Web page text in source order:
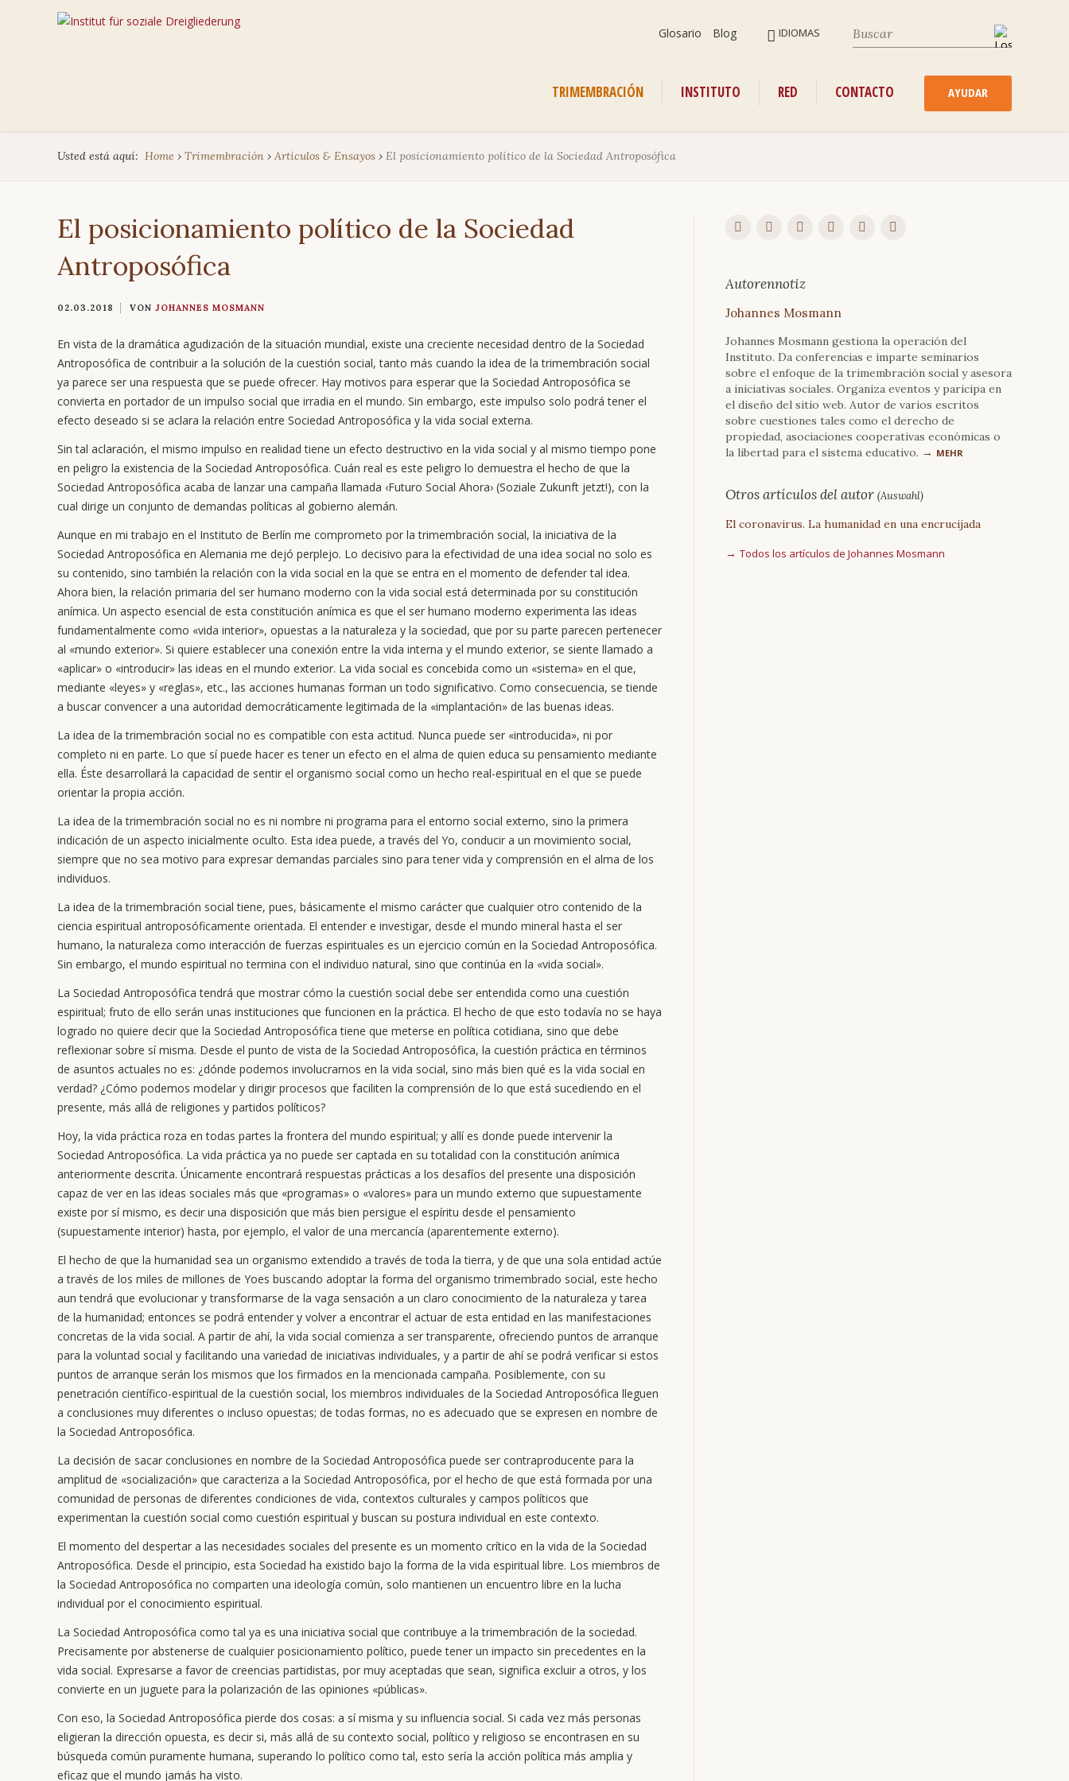
NAVEGACIÓN
IDIOMAS
navegación
Glosario Blog
SaltarTRIMEMBRACIÓN INSTITUTO RED CONTACTO
SALTAR
NAVEGACIÓN
AYUDAR
Usted está aquí: Home › Trimembración › Artículos & Ensayos › El posicionamiento político de la Sociedad Antroposófica
El posicionamiento político de la Sociedad
Antroposófica
02.03.2018 VON JOHANNES MOSMANN
En vista de la dramática agudización de la situación mundial, existe una creciente necesidad dentro de la Sociedad
Antroposófica de contribuir a la solución de la cuestión social, tanto más cuando la idea de la trimembración social
ya parece ser una respuesta que se puede ofrecer. Hay motivos para esperar que la Sociedad Antroposófica se
convierta en portador de un impulso social que irradia en el mundo. Sin embargo, este impulso solo podrá tener el
efecto deseado si se aclara la relación entre Sociedad Antroposófica y la vida social externa.
Sin tal aclaración, el mismo impulso en realidad tiene un efecto destructivo en la vida social y al mismo tiempo pone
en peligro la existencia de la Sociedad Antroposófica. Cuán real es este peligro lo demuestra el hecho de que la
Sociedad Antroposófica acaba de lanzar una campaña llamada ‹Futuro Social Ahora› (Soziale Zukunft jetzt!), con la
cual dirige un conjunto de demandas políticas al gobierno alemán.
Aunque en mi trabajo en el Instituto de Berlín me comprometo por la trimembración social, la iniciativa de la
Sociedad Antroposófica en Alemania me dejó perplejo. Lo decisivo para la efectividad de una idea social no solo es
su contenido, sino también la relación con la vida social en la que se entra en el momento de defender tal idea.
Ahora bien, la relación primaria del ser humano moderno con la vida social está determinada por su constitución
anímica. Un aspecto esencial de esta constitución anímica es que el ser humano moderno experimenta las ideas
fundamentalmente como «vida interior», opuestas a la naturaleza y la sociedad, que por su parte parecen pertenecer
al «mundo exterior». Si quiere establecer una conexión entre la vida interna y el mundo exterior, se siente llamado a
«aplicar» o «introducir» las ideas en el mundo exterior. La vida social es concebida como un «sistema» en el que,
mediante «leyes» y «reglas», etc., las acciones humanas forman un todo significativo. Como consecuencia, se tiende
a buscar convencer a una autoridad democráticamente legitimada de la «implantación» de las buenas ideas.
La idea de la trimembración social no es compatible con esta actitud. Nunca puede ser «introducida», ni por
completo ni en parte. Lo que sí puede hacer es tener un efecto en el alma de quien educa su pensamiento mediante
ella. Éste desarrollará la capacidad de sentir el organismo social como un hecho real-espiritual en el que se puede
orientar la propia acción.
La idea de la trimembración social no es ni nombre ni programa para el entorno social externo, sino la primera
indicación de un aspecto inicialmente oculto. Esta idea puede, a través del Yo, conducir a un movimiento social,
siempre que no sea motivo para expresar demandas parciales sino para tener vida y comprensión en el alma de los
individuos.
La idea de la trimembración social tiene, pues, básicamente el mismo carácter que cualquier otro contenido de la
ciencia espiritual antroposóficamente orientada. El entender e investigar, desde el mundo mineral hasta el ser
humano, la naturaleza como interacción de fuerzas espirituales es un ejercicio común en la Sociedad Antroposófica.
Sin embargo, el mundo espiritual no termina con el individuo natural, sino que continúa en la «vida social».
La Sociedad Antroposófica tendrá que mostrar cómo la cuestión social debe ser entendida como una cuestión
espiritual; fruto de ello serán unas instituciones que funcionen en la práctica. El hecho de que esto todavía no se haya
logrado no quiere decir que la Sociedad Antroposófica tiene que meterse en política cotidiana, sino que debe
reflexionar sobre sí misma. Desde el punto de vista de la Sociedad Antroposófica, la cuestión práctica en términos
de asuntos actuales no es: ¿dónde podemos involucrarnos en la vida social, sino más bien qué es la vida social en
verdad? ¿Cómo podemos modelar y dirigir procesos que faciliten la comprensión de lo que está sucediendo en el
presente, más allá de religiones y partidos políticos?
Hoy, la vida práctica roza en todas partes la frontera del mundo espiritual; y allí es donde puede intervenir la
Sociedad Antroposófica. La vida práctica ya no puede ser captada en su totalidad con la constitución anímica
anteriormente descrita. Únicamente encontrará respuestas prácticas a los desafíos del presente una disposición
capaz de ver en las ideas sociales más que «programas» o «valores» para un mundo externo que supuestamente
existe por sí mismo, es decir una disposición que más bien persigue el espíritu desde el pensamiento
(supuestamente interior) hasta, por ejemplo, el valor de una mercancía (aparentemente externo).
El hecho de que la humanidad sea un organismo extendido a través de toda la tierra, y de que una sola entidad actúe
a través de los miles de millones de Yoes buscando adoptar la forma del organismo trimembrado social, este hecho
aun tendrá que evolucionar y transformarse de la vaga sensación a un claro conocimiento de la naturaleza y tarea
de la humanidad; entonces se podrá entender y volver a encontrar el actuar de esta entidad en las manifestaciones
concretas de la vida social. A partir de ahí, la vida social comienza a ser transparente, ofreciendo puntos de arranque
para la voluntad social y facilitando una variedad de iniciativas individuales, y a partir de ahí se podrá verificar si estos
puntos de arranque serán los mismos que los firmados en la mencionada campaña. Posiblemente, con su
penetración científico-espiritual de la cuestión social, los miembros individuales de la Sociedad Antroposófica lleguen
a conclusiones muy diferentes o incluso opuestas; de todas formas, no es adecuado que se expresen en nombre de
la Sociedad Antroposófica.
La decisión de sacar conclusiones en nombre de la Sociedad Antroposófica puede ser contraproducente para la
amplitud de «socialización» que caracteriza a la Sociedad Antroposófica, por el hecho de que está formada por una
comunidad de personas de diferentes condiciones de vida, contextos culturales y campos políticos que
experimentan la cuestión social como cuestión espiritual y buscan su postura individual en este contexto.
El momento del despertar a las necesidades sociales del presente es un momento crítico en la vida de la Sociedad
Antroposófica. Desde el principio, esta Sociedad ha existido bajo la forma de la vida espiritual libre. Los miembros de
la Sociedad Antroposófica no comparten una ideología común, solo mantienen un encuentro libre en la lucha
individual por el conocimiento espiritual.
La Sociedad Antroposófica como tal ya es una iniciativa social que contribuye a la trimembración de la sociedad.
Precisamente por abstenerse de cualquier posicionamiento político, puede tener un impacto sin precedentes en la
vida social. Expresarse a favor de creencias partidistas, por muy aceptadas que sean, significa excluir a otros, y los
convierte en un juguete para la polarización de las opiniones «públicas».
Con eso, la Sociedad Antroposófica pierde dos cosas: a sí misma y su influencia social. Si cada vez más personas
eligieran la dirección opuesta, es decir si, más allá de su contexto social, político y religioso se encontrasen en su
búsqueda común puramente humana, superando lo político como tal, esto sería la acción política más amplia y
eficaz que el mundo jamás ha visto.
Autorennotiz
Johannes Mosmann
Johannes Mosmann gestiona la operación del
Instituto. Da conferencias e imparte seminarios
sobre el enfoque de la trimembración social y asesora
a iniciativas sociales. Organiza eventos y paricipa en
el diseño del sitio web. Autor de varios escritos
sobre cuestiones tales como el derecho de
propiedad, asociaciones cooperativas económicas o
la libertad para el sistema educativo.
MEHR
Otros artículos del autor (Auswahl)
El coronavirus. La humanidad en una encrucijada
Todos los artículos de Johannes Mosmann